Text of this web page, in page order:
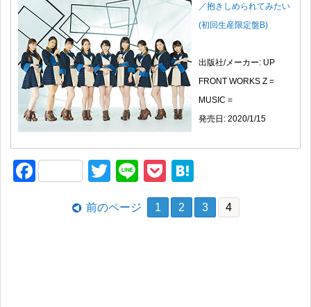
／抱きしめられてみたい
(初回生産限定盤B)
出版社/メーカー: UP
FRONT WORKS Z =
MUSIC =
発売日: 2020/1/15
F
T
tt
Li
n
e
P
o
ck
at
e
前のページ 1 2 3 4